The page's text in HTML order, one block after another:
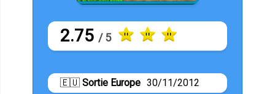
2.75 / 5
🇪🇺 Sortie Europe 30/11/2012